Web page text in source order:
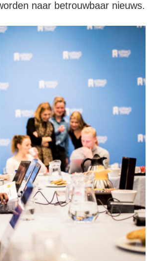
naar betrouwbaar nieuws.